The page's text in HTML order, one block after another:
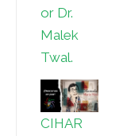
or Dr.
Malek
Twal.
CIHAR